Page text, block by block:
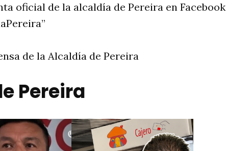
oficial de la alcaldía de Pereira en Facebook
de la Alcaldía de Pereira
Pereira